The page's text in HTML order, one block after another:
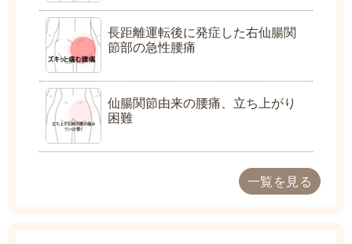
長距離運転後に発症した右仙腸関
節部の急性腰痛
仙腸関節由来の腰痛、立ち上がり
困難
一覧を見る